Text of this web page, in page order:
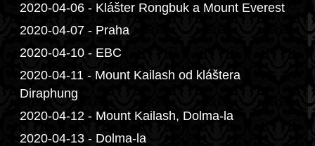
2020-04-06 - Klášter Rongbuk a Mount Everest
2020-04-07 - Praha
2020-04-10 - EBC
2020-04-11 - Mount Kailash od kláštera
Diraphung
2020-04-12 - Mount Kailash, Dolma-la
2020-04-13 - Dolma-la